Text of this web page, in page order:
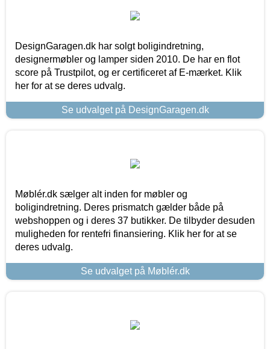
DesignGaragen.dk har solgt boligindretning,
designermøbler og lamper siden 2010. De har en flot
score på Trustpilot, og er certificeret af E-mærket. Klik
her for at se deres udvalg.
Se udvalget på DesignGaragen.dk
Møblér.dk sælger alt inden for møbler og
boligindretning. Deres prismatch gælder både på
webshoppen og i deres 37 butikker. De tilbyder desuden
muligheden for rentefri finansiering. Klik her for at se
deres udvalg.
Se udvalget på Møblér.dk